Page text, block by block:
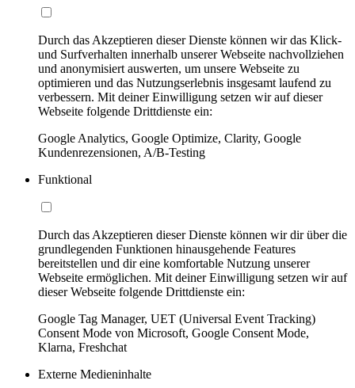
Durch das Akzeptieren dieser Dienste können wir das Klick-
und Surfverhalten innerhalb unserer Webseite nachvollziehen
und anonymisiert auswerten, um unsere Webseite zu
optimieren und das Nutzungserlebnis insgesamt laufend zu
verbessern. Mit deiner Einwilligung setzen wir auf dieser
Webseite folgende Drittdienste ein:
Google Analytics, Google Optimize, Clarity, Google
Kundenrezensionen, A/B-Testing
Funktional
Durch das Akzeptieren dieser Dienste können wir dir über die
grundlegenden Funktionen hinausgehende Features
bereitstellen und dir eine komfortable Nutzung unserer
Webseite ermöglichen. Mit deiner Einwilligung setzen wir auf
dieser Webseite folgende Drittdienste ein:
Google Tag Manager, UET (Universal Event Tracking)
Consent Mode von Microsoft, Google Consent Mode,
Klarna, Freshchat
Externe Medieninhalte